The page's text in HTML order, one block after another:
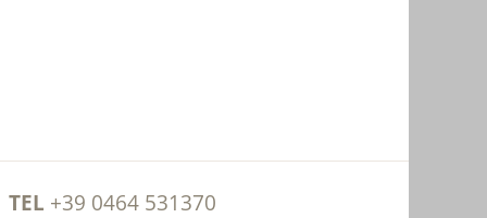
TEL +39 0464 531370